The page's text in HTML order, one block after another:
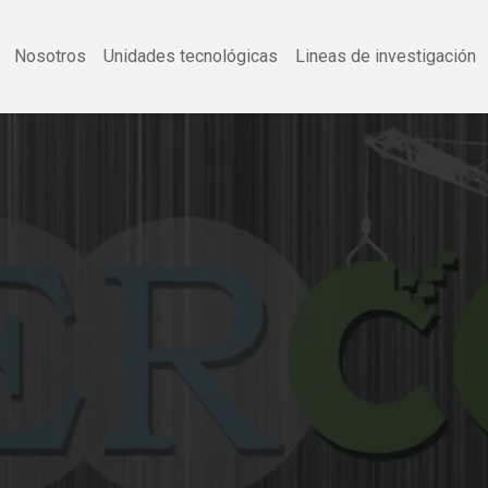
Nosotros Unidades tecnológicas Lineas de investigación